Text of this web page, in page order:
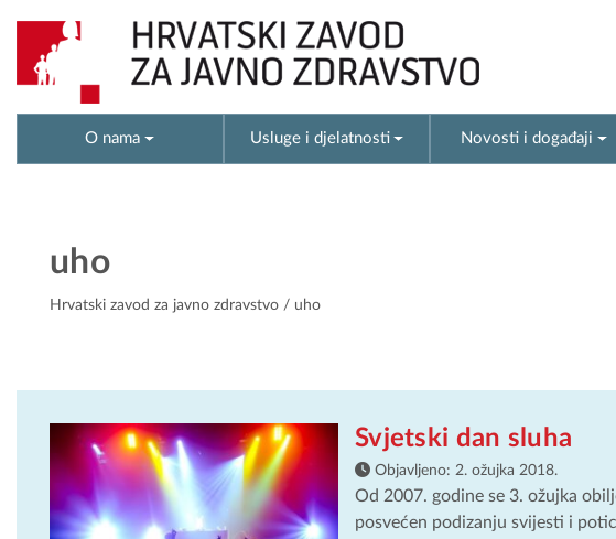
O nama Usluge i djelatnosti Novosti i događaji
uho
Hrvatski zavod za javno zdravstvo / uho
Svjetski dan sluha
Objavljeno: 2. ožujka 2018.
Od 2007. godine se 3. ožujka
posvećen podizanju svijesti i